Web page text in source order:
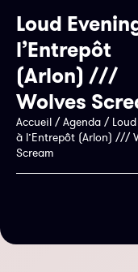
Loud
l’Entrepôt
(Arlon) ///
Wolves
Accueil /Agenda /
à l’Entrepôt (Arlon) ///
Scream